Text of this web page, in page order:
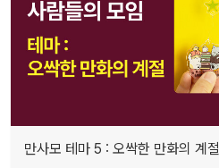
만사모 테마 5 : 오싹한 만화의 계절